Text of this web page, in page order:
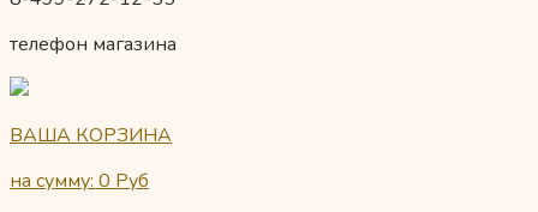
телефон магазина
ВАША КОРЗИНА
на сумму: 0 Руб